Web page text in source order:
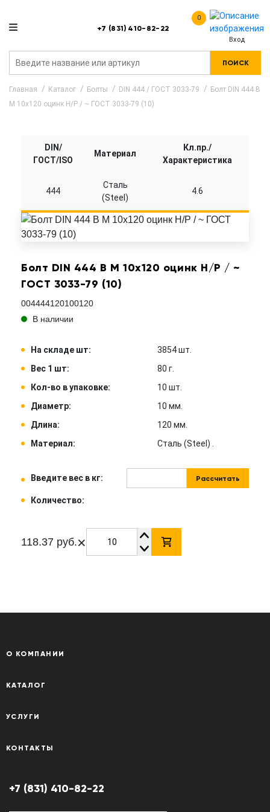
+7 (831) 410-82-22
0
Вход
ПОИСК
Главная Каталог Болты DIN 444 / ГОСТ 3033-79
Болт DIN 444 B
M 10x120 оцинк Н/Р / ~ ГОСТ 3033-79 (10)
Болт DIN 444 B M 10x120 оцинк Н/Р / ~
ГОСТ 3033-79 (10)
004444120100120
В наличии
На складе шт:
3854 шт.
Вес 1 шт:
80 г.
Кол-во в упаковке:
10 шт.
Диаметр:
10 мм.
Длина:
120 мм.
Материал:
Сталь (Steel) .
Введите вес в кг: Рассчитать
Количество:
118.37 руб.×
DIN/
ГОСТ/ISO
Материал
Кл.пр./
Характеристика
444
Сталь
(Steel)
4.6
О КОМПАНИИ
КАТАЛОГ
УСЛУГИ
КОНТАКТЫ
+7 (831) 410-82-22